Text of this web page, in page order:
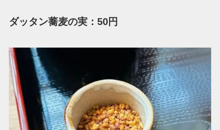
ダッタン蕎麦の実：50円